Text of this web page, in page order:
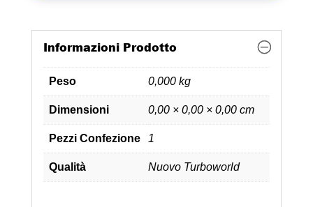
Informazioni Prodotto
Peso 0,000 kg
Dimensioni 0,00 × 0,00 × 0,00 cm
Pezzi Confezione 1
Qualità Nuovo Turboworld